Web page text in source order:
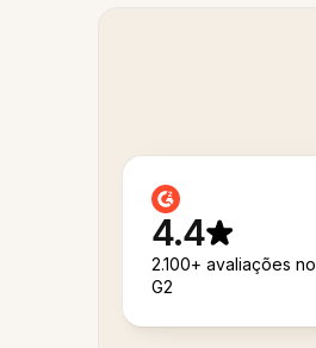
4.4
2.100+ avaliações no
G2